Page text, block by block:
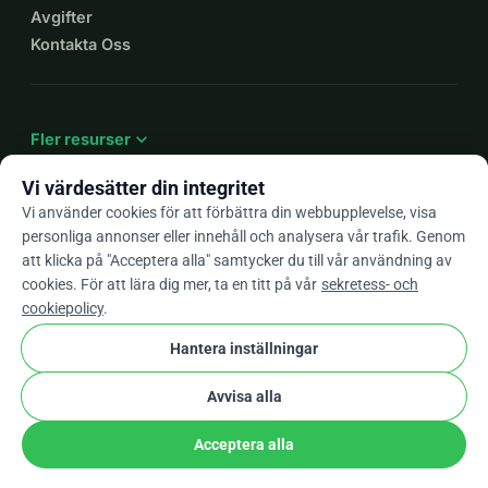
Avgifter
Kontakta Oss
Fler resurser expand_more
Sv arrow_drop_down
★★★★★4,9 / 5 baserat på 500+ omdömen
WhyDonateIntegritet och cookies
Villkor och bestämmelser
stripe checkVerifierad Partner
Vi värdesätter din integritet
Vi använder cookies för att förbättra din webbupplevelse, visa
personliga annonser eller innehåll och analysera vår trafik. Genom
att klicka på "Acceptera alla" samtycker du till vår användning av
cookies. För att lära dig mer, ta en titt på vår sekretess- och
cookiepolicy.
Hantera inställningar
Avvisa alla
Acceptera alla